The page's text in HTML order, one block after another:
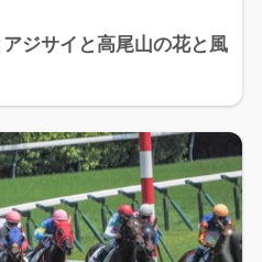
ジサイと高尾山の花と風